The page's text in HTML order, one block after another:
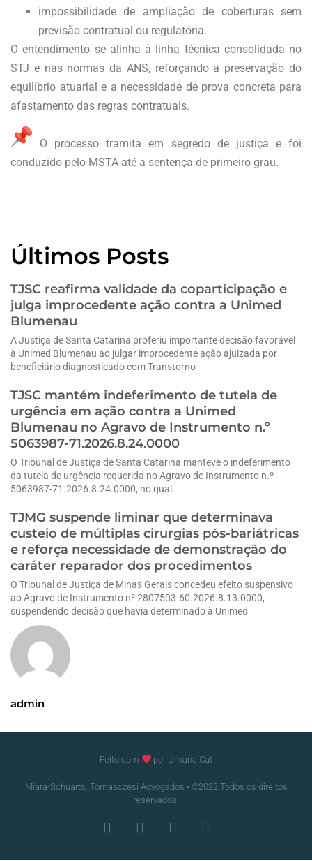
admin
impossibilidade de ampliação de coberturas sem
previsão contratual ou regulatória.
O entendimento se alinha à linha técnica consolidada no
STJ e nas normas da ANS, reforçando a preservação do
equilíbrio atuarial e a necessidade de prova concreta para
afastamento das regras contratuais.
O processo tramita em segredo de justiça e foi
conduzido pelo MSTA até a sentença de primeiro grau.
Últimos Posts
TJSC reafirma validade da coparticipação e
julga improcedente ação contra a Unimed
Blumenau
A Justiça de Santa Catarina proferiu importante decisão favorável
à Unimed Blumenau ao julgar improcedente ação ajuizada por
beneficiário diagnosticado com Transtorno
TJSC mantém indeferimento de tutela de
urgência em ação contra a Unimed
Blumenau no Agravo de Instrumento n.º
5063987-71.2026.8.24.0000
O Tribunal de Justiça de Santa Catarina manteve o indeferimento
da tutela de urgência requerida no Agravo de Instrumento n.º
5063987-71.2026.8.24.0000, no qual
TJMG suspende liminar que determinava
custeio de múltiplas cirurgias pós-bariátricas
e reforça necessidade de demonstração do
caráter reparador dos procedimentos
O Tribunal de Justiça de Minas Gerais concedeu efeito suspensivo
ao Agravo de Instrumento nº 2807503-60.2026.8.13.0000,
suspendendo decisão que havia determinado à Unimed
Feito com por Umana.Cat
Miara-Schuarts, Tomasczesi Advogados • ©2022 Todos os direitos
reservados.